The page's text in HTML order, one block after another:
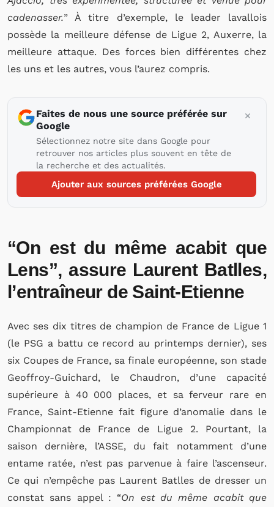
cadenasser.” À titre d’exemple, le leader lavallois
possède la meilleure défense de Ligue 2, Auxerre, la
meilleure attaque. Des forces bien différentes chez
les uns et les autres, vous l’aurez compris.
Faites de nous une source préférée sur
Google
Sélectionnez notre site dans Google pour
retrouver nos articles plus souvent en tête de
la recherche et des actualités.
Ajouter aux sources préférées Google
“On est du même acabit que
Lens”, assure Laurent Batlles,
l’entraîneur de Saint-Etienne
Avec ses dix titres de champion de France de Ligue 1
(le PSG a battu ce record au printemps dernier), ses
six Coupes de France, sa finale européenne, son stade
Geoffroy-Guichard, le Chaudron, d’une capacité
supérieure à 40 000 places, et sa ferveur rare en
France, Saint-Etienne fait figure d’anomalie dans le
Championnat de France de Ligue 2. Pourtant, la
saison dernière, l’ASSE, du fait notamment d’une
entame ratée, n’est pas parvenue à faire l’ascenseur.
Ce qui n’empêche pas Laurent Batlles de dresser un
constat sans appel : “On est du même acabit que